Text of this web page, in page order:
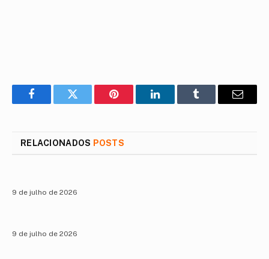
FacebookTwitter Pinterest LinkedInTumblr
E-
RELACIONADOS POSTS
9 de julho de 2026
9 de julho de 2026